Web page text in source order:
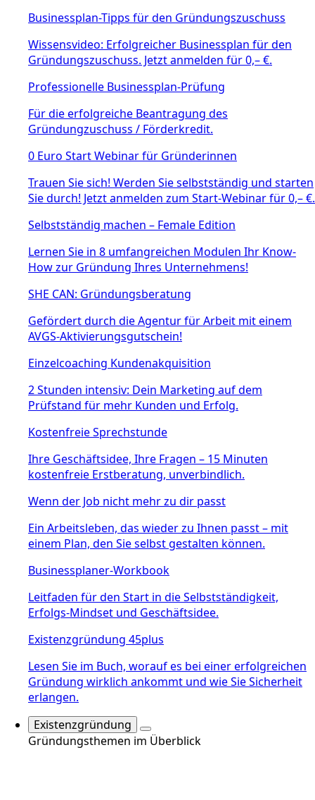
Businessplan-Tipps für den Gründungszuschuss
Wissensvideo: Erfolgreicher Businessplan für den
Gründungszuschuss. Jetzt anmelden für 0,– €.
Professionelle Businessplan-Prüfung
Für die erfolgreiche Beantragung des
Gründungzuschuss / Förderkredit.
0 Euro Start Webinar für Gründerinnen
Trauen Sie sich! Werden Sie selbstständig und starten
Sie durch! Jetzt anmelden zum Start-Webinar für 0,– €.
Selbstständig machen – Female Edition
Lernen Sie in 8 umfangreichen Modulen Ihr Know-
How zur Gründung Ihres Unternehmens!
SHE CAN: Gründungsberatung
Gefördert durch die Agentur für Arbeit mit einem
AVGS-Aktivierungsgutschein!
Einzelcoaching Kundenakquisition
2 Stunden intensiv: Dein Marketing auf dem
Prüfstand für mehr Kunden und Erfolg.
Kostenfreie Sprechstunde
Ihre Geschäftsidee, Ihre Fragen – 15 Minuten
kostenfreie Erstberatung, unverbindlich.
Wenn der Job nicht mehr zu dir passt
Ein Arbeitsleben, das wieder zu Ihnen passt – mit
einem Plan, den Sie selbst gestalten können.
Businessplaner-Workbook
Leitfaden für den Start in die Selbstständigkeit,
Erfolgs-Mindset und Geschäftsidee.
Existenzgründung 45plus
Lesen Sie im Buch, worauf es bei einer erfolgreichen
Gründung wirklich ankommt und wie Sie Sicherheit
erlangen.
Existenzgründung
Gründungsthemen im Überblick